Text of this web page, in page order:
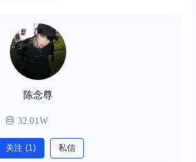
陈念尊
32.01W
关注 (1) 私信